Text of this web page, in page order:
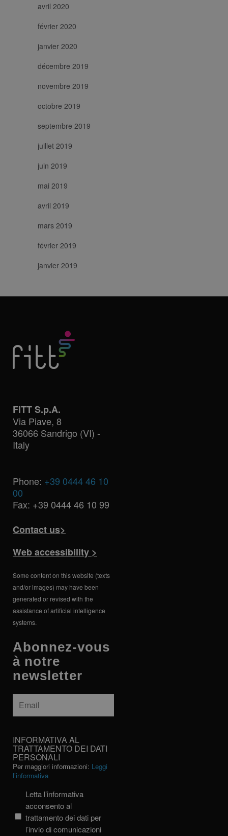
avril 2020
février 2020
janvier 2020
décembre 2019
novembre 2019
octobre 2019
septembre 2019
juillet 2019
juin 2019
mai 2019
avril 2019
mars 2019
février 2019
janvier 2019
FITT S.p.A.
Via Piave, 8
36066 Sandrigo (VI) -
Italy
Phone: +39 0444 46 10
00
Fax: +39 0444 46 10 99
Contact us>
Web accessibility >
Some content on this website (texts
and/or images) may have been
generated or revised with the
assistance of artificial intelligence
systems.
Abonnez-vous
à notre
newsletter
Email
INFORMATIVA
AL
TRATTAMENTO
DEI
DATI
PERSONALI
INFORMATIVA AL
TRATTAMENTO DEI DATI
PERSONALI
Per maggiori informazioni: Leggi
l’informativa
Letta l’informativa
acconsento al
trattamento dei dati per
l’invio di comunicazioni